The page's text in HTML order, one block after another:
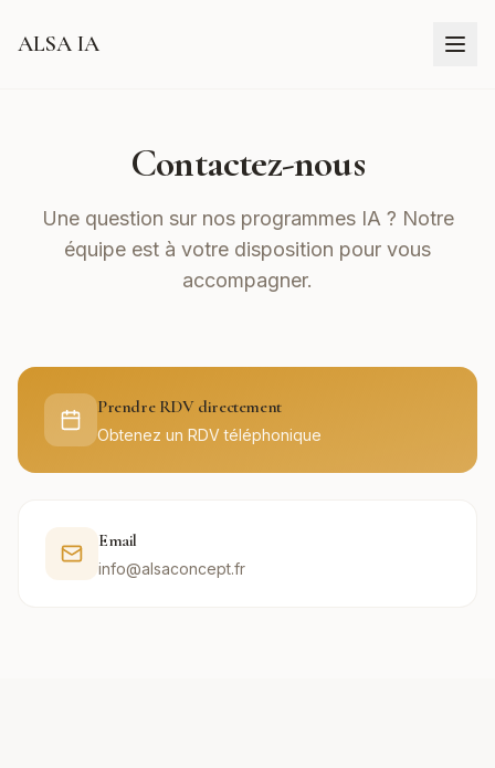
ALSA IA
Contactez-nous
Une question sur nos programmes IA ? Notre
équipe est à votre disposition pour vous
accompagner.
Prendre RDV directement
Obtenez un RDV téléphonique
Email
info@alsaconcept.fr